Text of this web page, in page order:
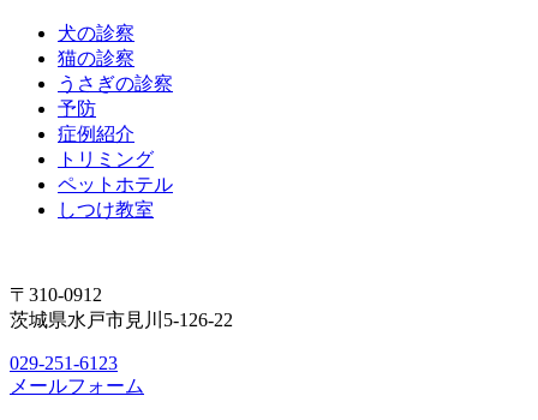
犬の診察
猫の診察
うさぎの診察
予防
症例紹介
トリミング
ペットホテル
しつけ教室
〒310-0912
茨城県水戸市見川5-126-22
029-251-6123
メールフォーム